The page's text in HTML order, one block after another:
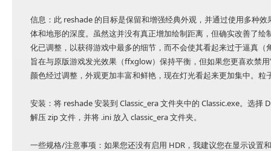
信息：此 reshade 的目标是保留和增强经典外观，并通过使用多种
体和地形的深度。虽然这并没有真正增加绘制距离，但确实改善了
化已调整，以获得游戏中最多的细节，而不会使其看起来过于逼真
旨在与原版游戏发光效果（ffxglow）保持平衡，但如果您更喜欢禁
颜色经过调整，外观更加丰富和鲜艳，现在灯光看起来更加集中。
安装：将 reshade 安装到 Classic_era 文件夹中的 Classic.exe。选
解压 zip 文件，并将 .ini 放入 classic_era 文件夹。
一些规格/注意事项：如果您还没有启用 HDR，我建议您在显示设置